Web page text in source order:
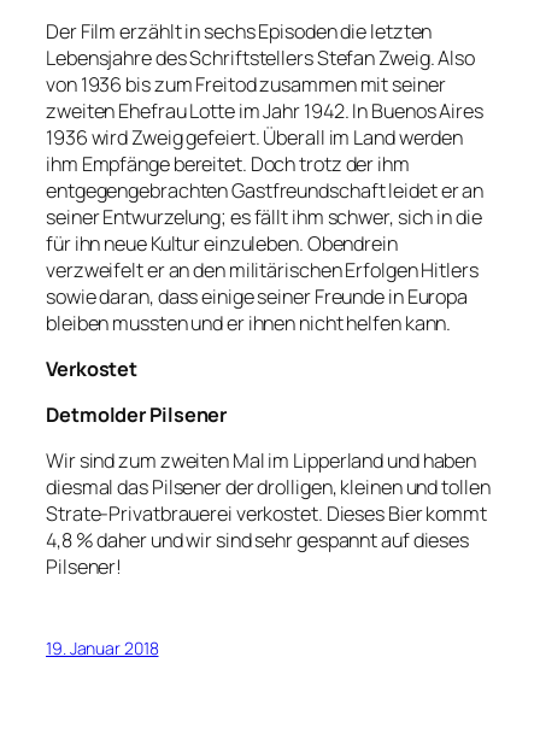
Der Film erzählt in sechs Episoden die letzten
Lebensjahre des Schriftstellers Stefan Zweig. Also
von 1936 bis zum Freitod zusammen mit seiner
zweiten Ehefrau Lotte im Jahr 1942. In Buenos Aires
1936 wird Zweig gefeiert. Überall im Land werden
ihm Empfänge bereitet. Doch trotz der ihm
entgegengebrachten Gastfreundschaft leidet er an
seiner Entwurzelung; es fällt ihm schwer, sich in die
für ihn neue Kultur einzuleben. Obendrein
verzweifelt er an den militärischen Erfolgen Hitlers
sowie daran, dass einige seiner Freunde in Europa
bleiben mussten und er ihnen nicht helfen kann.
Verkostet
Detmolder Pilsener
Wir sind zum zweiten Mal im Lipperland und haben
diesmal das Pilsener der drolligen, kleinen und tollen
Strate-Privatbrauerei verkostet. Dieses Bier kommt
4,8 % daher und wir sind sehr gespannt auf dieses
Pilsener!
19. Januar 2018